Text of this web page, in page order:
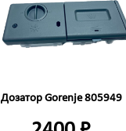
Дозатор Gorenje 805949